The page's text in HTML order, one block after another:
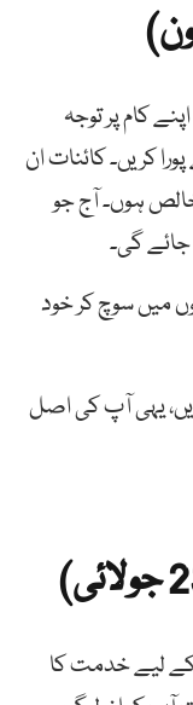
کام پر توجہ
کریں۔ کائنات ان
ہوں۔ آج جو
گی۔
میں سوچ کر خود
یہی آپ کی اصل
لیے خدمت کا